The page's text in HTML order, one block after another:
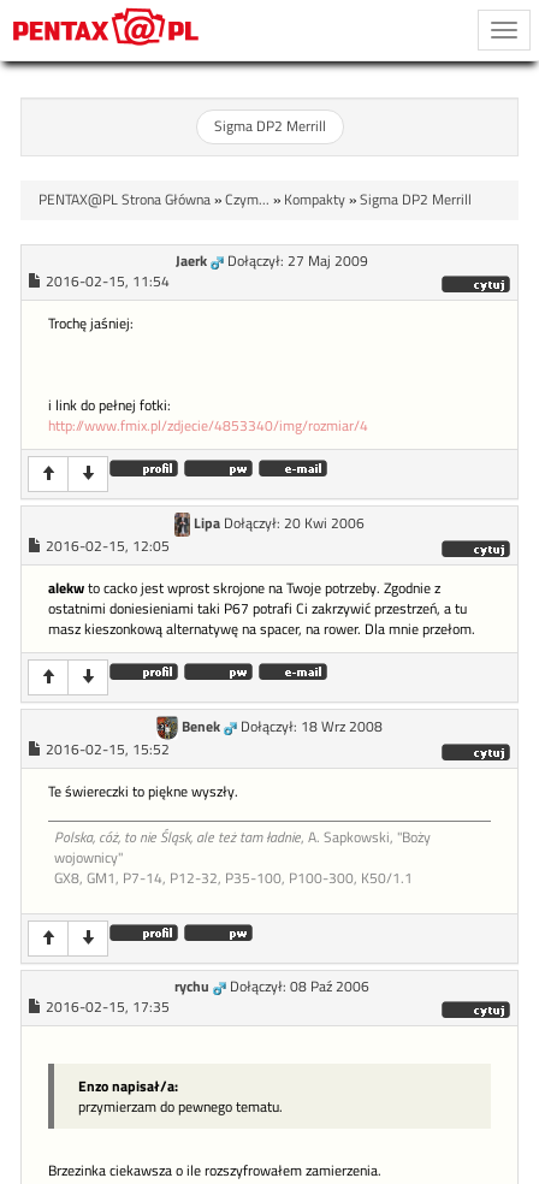
Sigma DP2 Merrill
PENTAX@PL Strona Główna»Czym... » Kompakty»Sigma DP2 Merrill
Jaerk
Dołączył: 27 Maj 2009
2016-02-15, 11:54
Trochę jaśniej:
i link do pełnej fotki:
http://www.fmix.pl/zdjecie/4853340/img/rozmiar/4
Lipa Dołączył: 20 Kwi 2006
2016-02-15, 12:05
alekwto cacko jest wprost skrojone na Twoje potrzeby. Zgodnie z
ostatnimi doniesieniami taki P67 potrafi Ci zakrzywić przestrzeń, a tu
masz kieszonkową alternatywę na spacer, na rower. Dla mnie przełom.
Benek
Dołączył: 18 Wrz 2008
2016-02-15, 15:52
Te świereczki to piękne wyszły.
Polska, cóż, to nie Śląsk, ale też tam ładnie, A. Sapkowski, "Boży
wojownicy"
GX8, GM1, P7-14, P12-32, P35-100, P100-300, K50/1.1
rychu
Dołączył: 08 Paź 2006
2016-02-15, 17:35
Enzo napisał/a:
przymierzam do pewnego tematu.
Brzezinka ciekawsza o ile rozszyfrowałem zamierzenia.